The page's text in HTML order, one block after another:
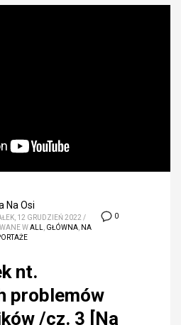
0
Na Osi
12 GRUDZIEŃ 2022 /
WALL, GŁÓWNA, NA
nt.
problemów
/cz. 3 [Na